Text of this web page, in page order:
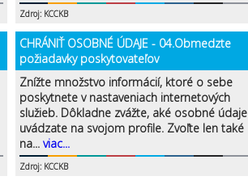
Zdroj: KCCKB
CHRÁNIŤ OSOBNÉ ÚDAJE - 04.Obmedzte
požiadavky poskytovateľov
Znížte množstvo informácií, ktoré o sebe
poskytnete v nastaveniach internetových
služieb. Dôkladne zvážte, aké osobné údaje
uvádzate na svojom profile. Zvoľte len také
na... viac...
Zdroj: KCCKB